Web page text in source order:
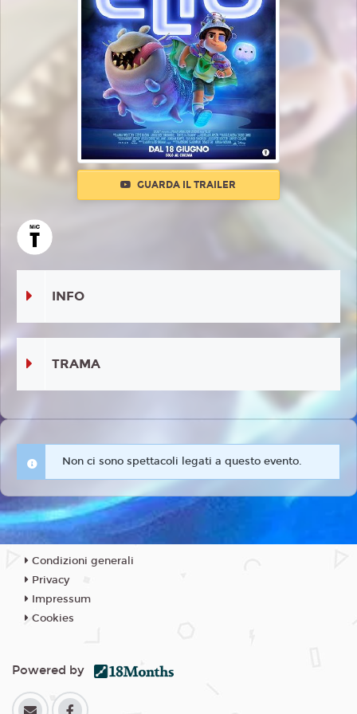
GUARDA IL TRAILER
INFO
TRAMA
Non ci sono spettacoli legati a questo evento.
Condizioni generali
Privacy
Impressum
Cookies
Powered by